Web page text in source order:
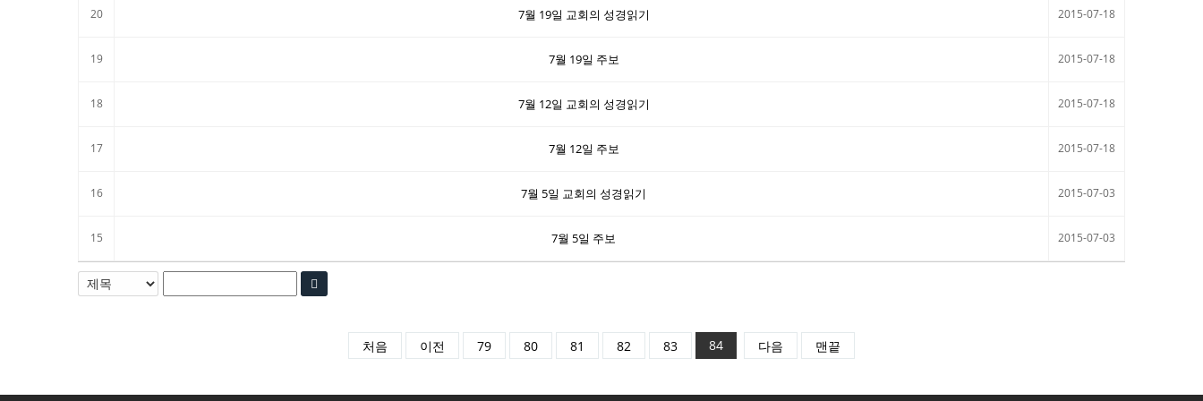
20 7월 19일 교회의 성경읽기 2015-07-18
19 7월 19일 주보 2015-07-18
18 7월 12일 교회의 성경읽기 2015-07-18
17 7월 12일 주보 2015-07-18
16 7월 5일 교회의 성경읽기 2015-07-03
15 7월 5일 주보 2015-07-03
처음 이전 79 80 81 82 83 84 다음 맨끝